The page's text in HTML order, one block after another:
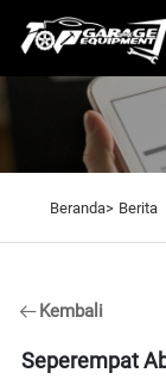
Beranda> Berita
Kembali
Seperempat